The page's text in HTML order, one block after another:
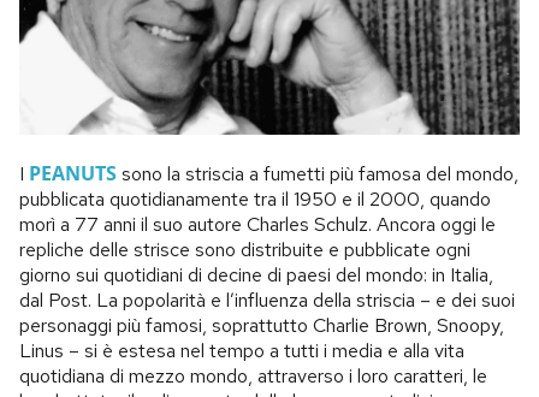
I PEANUTSsono la striscia a fumetti più famosa del mondo,
pubblicata quotidianamente tra il 1950 e il 2000, quando
morì a 77 anni il suo autore Charles Schulz. Ancora oggi le
repliche delle strisce sono distribuite e pubblicate ogni
giorno sui quotidiani di decine di paesi del mondo: in Italia,
dal Post. La popolarità e l’influenza della striscia – e dei suoi
personaggi più famosi, soprattutto Charlie Brown, Snoopy,
Linus – si è estesa nel tempo a tutti i media e alla vita
quotidiana di mezzo mondo, attraverso i loro caratteri, le